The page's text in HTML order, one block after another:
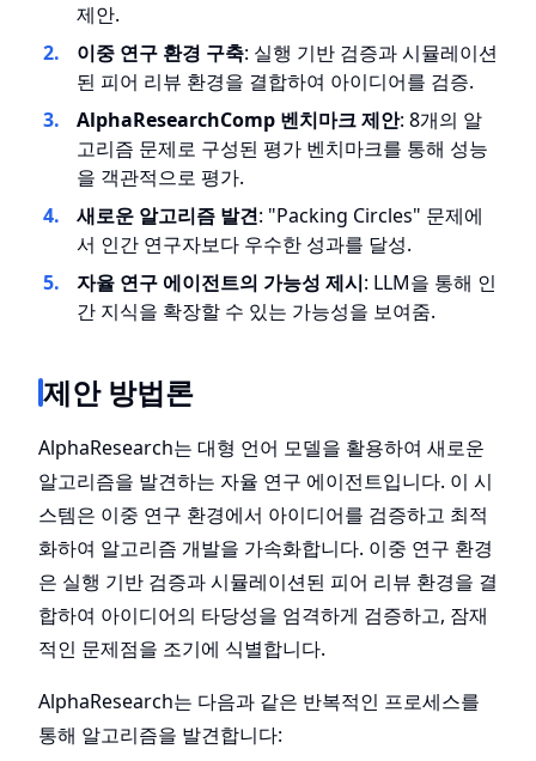
제안.
이중 연구 환경 구축: 실행 기반 검증과 시뮬레이션
된 피어 리뷰 환경을 결합하여 아이디어를 검증.
AlphaResearchComp 벤치마크 제안: 8개의 알
고리즘 문제로 구성된 평가 벤치마크를 통해 성능
을 객관적으로 평가.
새로운 알고리즘 발견: "Packing Circles" 문제에
서 인간 연구자보다 우수한 성과를 달성.
자율 연구 에이전트의 가능성 제시: LLM을 통해 인
간 지식을 확장할 수 있는 가능성을 보여줌.
제안 방법론
AlphaResearch는 대형 언어 모델을 활용하여 새로운
알고리즘을 발견하는 자율 연구 에이전트입니다. 이 시
스템은 이중 연구 환경에서 아이디어를 검증하고 최적
화하여 알고리즘 개발을 가속화합니다. 이중 연구 환경
은 실행 기반 검증과 시뮬레이션된 피어 리뷰 환경을 결
합하여 아이디어의 타당성을 엄격하게 검증하고, 잠재
적인 문제점을 조기에 식별합니다.
AlphaResearch는 다음과 같은 반복적인 프로세스를
통해 알고리즘을 발견합니다: